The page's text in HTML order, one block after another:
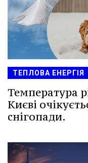
ТЕПЛОВА ЕНЕРГІЯ
Температура
Києві
снігопади.